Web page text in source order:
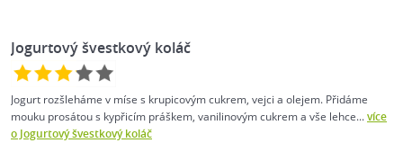
Jogurtový švestkový koláč
Jogurt rozšleháme v míse s krupicovým cukrem, vejci a olejem. Přidáme
mouku prosátou s kypřicím práškem, vanilinovým cukrem a vše lehce...více
o Jogurtový švestkový koláč